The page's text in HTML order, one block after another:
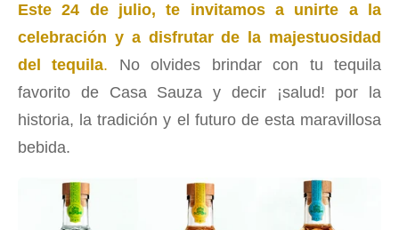
Este 24 de julio, te invitamos a unirte a la
celebración y a disfrutar de la majestuosidad
del tequila. No olvides brindar con tu tequila
favorito de Casa Sauza y decir ¡salud! por la
historia, la tradición y el futuro de esta maravillosa
bebida.